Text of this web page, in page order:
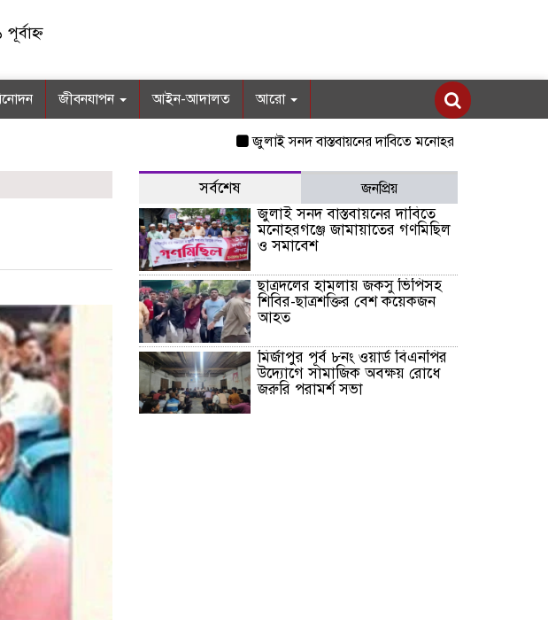
জীবনযাপন আইন-আদালত আরো
জুলাই সনদ বাস্তবায়নের দাবিতে মনোহরগঞ্জে জামায়াতের
সর্বশেষ জনপ্রিয়
জুলাই সনদ বাস্তবায়নের দাবিতে
মনোহরগঞ্জে জামায়াতের গণমিছিল
ও সমাবেশ
ছাত্রদলের হামলায় জকসু ভিপিসহ
শিবির-ছাত্রশক্তির বেশ কয়েকজন
আহত
মির্জাপুর পূর্ব ৮নং ওয়ার্ড বিএনপির
উদ্যোগে সামাজিক অবক্ষয় রোধে
জরুরি পরামর্শ সভা